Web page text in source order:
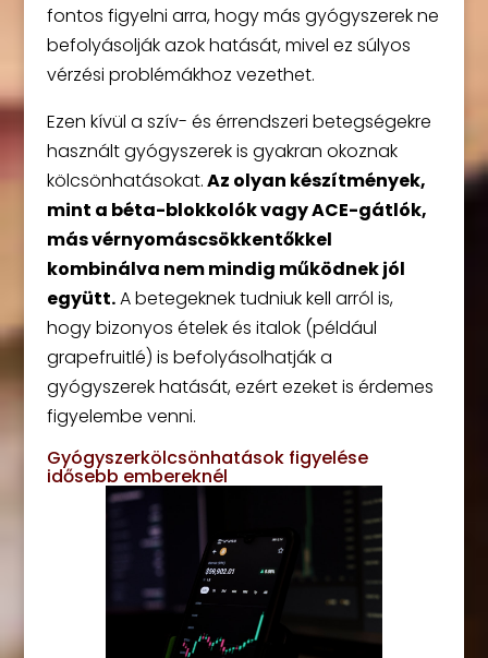
fontos figyelni arra, hogy más gyógyszerek ne
befolyásolják azok hatását, mivel ez súlyos
vérzési problémákhoz vezethet.
Ezen kívül a szív- és érrendszeri betegségekre
használt gyógyszerek is gyakran okoznak
kölcsönhatásokat.Az olyan készítmények,
mint a béta-blokkolók vagy ACE-gátlók,
más vérnyomáscsökkentőkkel
kombinálva nem mindig működnek jól
együtt.A betegeknek tudniuk kell arról is,
hogy bizonyos ételek és italok (például
grapefruitlé) is befolyásolhatják a
gyógyszerek hatását, ezért ezeket is érdemes
figyelembe venni.
Gyógyszerkölcsönhatások figyelése
idősebb embereknél